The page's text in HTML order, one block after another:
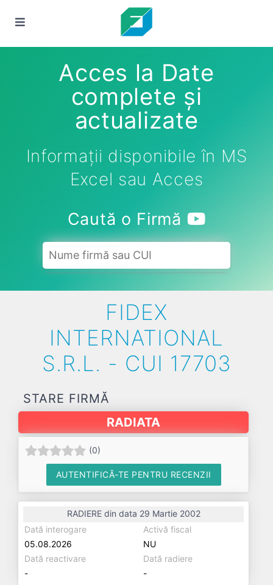
Acces la Date
complete și
actualizate
Informații disponibile în MS
Excel sau Acces
Caută o Firmă
FIDEX
INTERNATIONAL
S.R.L. - CUI 17703
STARE FIRMĂ
RADIATA
(0)
AUTENTIFICĂ-TE PENTRU RECENZII
RADIERE din data 29 Martie 2002
Dată interogare
05.08.2026
Activă fiscal
NU
Dată reactivare
-
Dată radiere
-